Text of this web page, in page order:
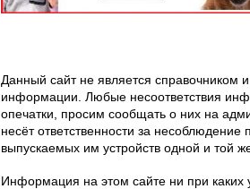
Данный сайт не является справочником
информации. Любые несоответствия
опечатки, просим сообщать о них на
несёт ответственности за
выпускаемых им устройств одной и той
Информация на этом сайте ни при каких